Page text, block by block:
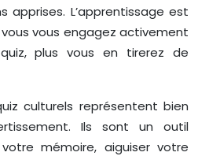
apprises. L’apprentissage est
vous engagez activement
plus vous en tirerez de
culturels représentent bien
Ils sont un outil
mémoire, aiguiser votre